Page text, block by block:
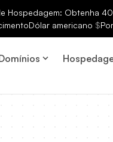
Hospedagem: Obtenha
Dólar americano $